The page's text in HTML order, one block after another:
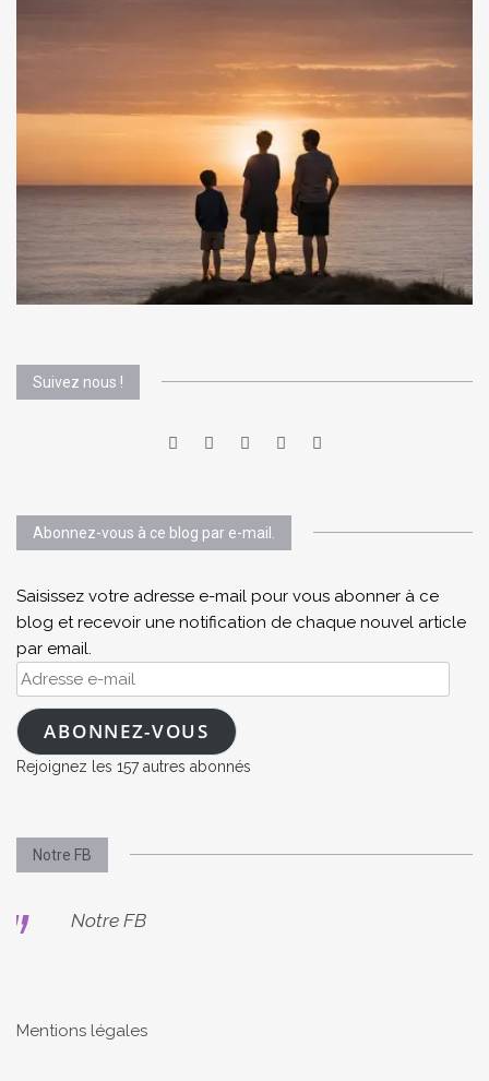
Suivez nous !
Abonnez-vous à ce blog par e-mail.
Saisissez votre adresse e-mail pour vous abonner à ce
blog et recevoir une notification de chaque nouvel article
par email.
Adresse
e-
mailABONNEZ-VOUS
Rejoignez les 157 autres abonnés
Notre FB
Notre FB
Mentions légales